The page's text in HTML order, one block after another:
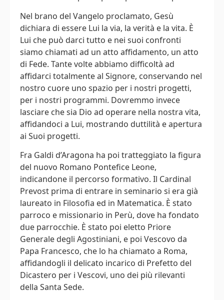
Nel brano del Vangelo proclamato, Gesù
dichiara di essere Lui la via, la verità e la vita. È
Lui che può darci tutto e nei suoi confronti
siamo chiamati ad un atto affidamento, un atto
di Fede. Tante volte abbiamo difficoltà ad
affidarci totalmente al Signore, conservando nel
nostro cuore uno spazio per i nostri progetti,
per i nostri programmi. Dovremmo invece
lasciare che sia Dio ad operare nella nostra vita,
affidandoci a Lui, mostrando duttilità e apertura
ai Suoi progetti.
Fra Galdi d’Aragona ha poi tratteggiato la figura
del nuovo Romano Pontefice Leone,
indicandone il percorso formativo. Il Cardinal
Prevost prima di entrare in seminario si era già
laureato in Filosofia ed in Matematica. È stato
parroco e missionario in Perù, dove ha fondato
due parrocchie. È stato poi eletto Priore
Generale degli Agostiniani, e poi Vescovo da
Papa Francesco, che lo ha chiamato a Roma,
affidandogli il delicato incarico di Prefetto del
Dicastero per i Vescovi, uno dei più rilevanti
della Santa Sede.